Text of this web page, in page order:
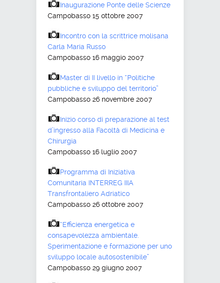
Inaugurazione Ponte delle Scienze
Campobasso 15 ottobre 2007
Incontro con la scrittrice molisana
Carla Maria Russo
Campobasso 16 maggio 2007
Master di II livello in “Politiche
pubbliche e sviluppo del territorio”
Campobasso 26 novembre 2007
Inizio corso di preparazione al test
d’ingresso alla Facoltà di Medicina e
Chirurgia
Campobasso 16 luglio 2007
Programma di Iniziativa
Comunitaria INTERREG IIIA
Transfrontaliero Adriatico
Campobasso 26 ottobre 2007
“Efficienza energetica e
consapevolezza ambientale.
Sperimentazione e formazione per uno
sviluppo locale autosostenibile”
Campobasso 29 giugno 2007